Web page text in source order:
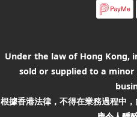
Under the law of Hong Kong,
sold or supplied to a
根據香港法律，不得在業務過程中